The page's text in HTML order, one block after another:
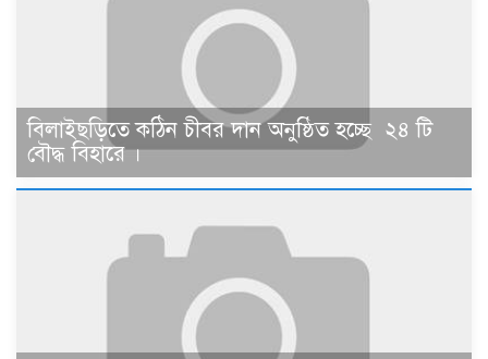
বিলাইছড়িতে কঠিন চীবর দান অনুষ্ঠিত হচ্ছে ২৪ টি
বৌদ্ধ বিহারে ।